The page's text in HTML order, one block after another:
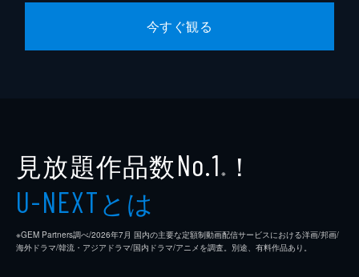
今すぐ観る
見放題作品数No.1 ※ ！
U-NEXTとは
※GEM Partners調べ/2026年7⽉ 国内の主要な定額制動画配信サービスにおける洋画/邦画/
海外ドラマ/韓流・アジアドラマ/国内ドラマ/アニメを調査。別途、有料作品あり。